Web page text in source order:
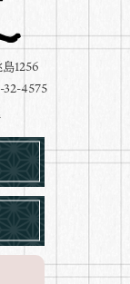
1256
4575